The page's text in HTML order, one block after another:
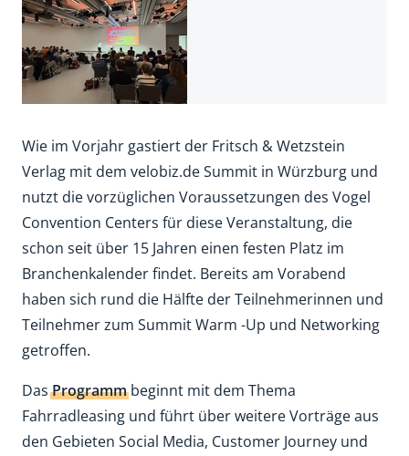
Wie im Vorjahr gastiert der Fritsch & Wetzstein
Verlag mit dem velobiz.de Summit in Würzburg und
nutzt die vorzüglichen Voraussetzungen des Vogel
Convention Centers für diese Veranstaltung, die
schon seit über 15 Jahren einen festen Platz im
Branchenkalender findet. Bereits am Vorabend
haben sich rund die Hälfte der Teilnehmerinnen und
Teilnehmer zum Summit Warm -Up und Networking
getroffen.
DasProgrammbeginnt mit dem Thema
Fahrradleasing und führt über weitere Vorträge aus
den Gebieten Social Media, Customer Journey und